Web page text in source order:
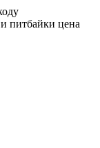
питбайки цена